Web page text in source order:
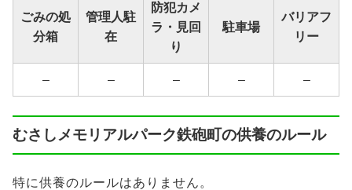
ごみの処
分箱
管理人駐
在
防犯カメ
ラ・見回
り
駐車場
バリアフ
リー
– – – – –
むさしメモリアルパーク鉄砲町の供養のルール
特に供養のルールはありません。